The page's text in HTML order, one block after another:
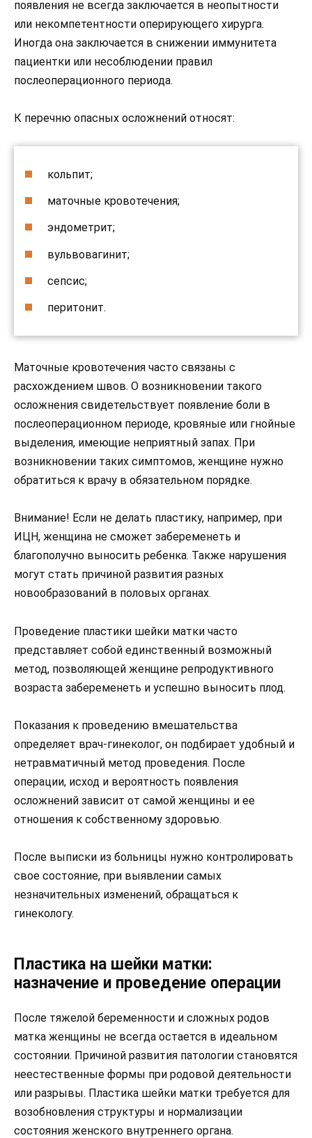
появления не всегда заключается в неопытности
или некомпетентности оперирующего хирурга.
Иногда она заключается в снижении иммунитета
пациентки или несоблюдении правил
послеоперационного периода.
К перечню опасных осложнений относят:
кольпит;
маточные кровотечения;
эндометрит;
вульвовагинит;
сепсис;
перитонит.
Маточные кровотечения часто связаны с
расхождением швов. О возникновении такого
осложнения свидетельствует появление боли в
послеоперационном периоде, кровяные или гнойные
выделения, имеющие неприятный запах. При
возникновении таких симптомов, женщине нужно
обратиться к врачу в обязательном порядке.
Внимание! Если не делать пластику, например, при
ИЦН, женщина не сможет забеременеть и
благополучно выносить ребенка. Также нарушения
могут стать причиной развития разных
новообразований в половых органах.
Проведение пластики шейки матки часто
представляет собой единственный возможный
метод, позволяющей женщине репродуктивного
возраста забеременеть и успешно выносить плод.
Показания к проведению вмешательства
определяет врач-гинеколог, он подбирает удобный и
нетравматичный метод проведения. После
операции, исход и вероятность появления
осложнений зависит от самой женщины и ее
отношения к собственному здоровью.
После выписки из больницы нужно контролировать
свое состояние, при выявлении самых
незначительных изменений, обращаться к
гинекологу.
Пластика на шейки матки:
назначение и проведение операции
После тяжелой беременности и сложных родов
матка женщины не всегда остается в идеальном
состоянии. Причиной развития патологии становятся
неестественные формы при родовой деятельности
или разрывы. Пластика шейки матки требуется для
возобновления структуры и нормализации
состояния женского внутреннего органа.